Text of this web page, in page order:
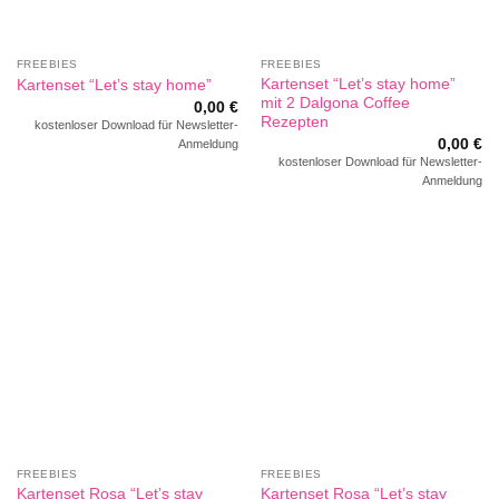
FREEBIES
Kartenset “Let’s stay home”
0,00€
kostenloser Download für Newsletter-
Anmeldung
FREEBIES
Kartenset “Let’s stay home”
mit 2 Dalgona Coffee
Rezepten
0,00€
kostenloser Download für Newsletter-
Anmeldung
FREEBIES
Kartenset Rosa “Let’s stay
FREEBIES
Kartenset Rosa “Let’s stay